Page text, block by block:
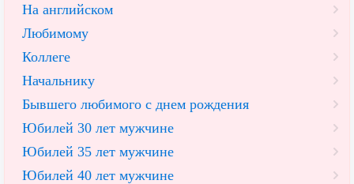
На английском
Любимому
Коллеге
Начальнику
Бывшего любимого с днем рождения
Юбилей 30 лет мужчине
Юбилей 35 лет мужчине
Юбилей 40 лет мужчине